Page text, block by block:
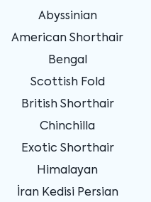
Abyssinian
American Shorthair
Bengal
Scottish Fold
British Shorthair
Chinchilla
Exotic Shorthair
Himalayan
İran Kedisi Persian